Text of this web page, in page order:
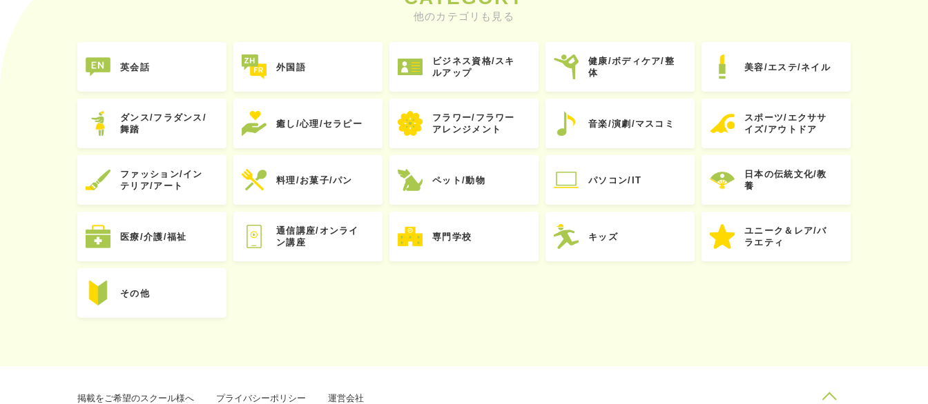
他のカテゴリも見る
英会話 外国語
ビジネス資格/スキ
ルアップ
健康/ボディケア/整
体
美容/エステ/ネイル
ダンス/フラダンス/
舞踏
癒し/心理/セラピー
フラワー/フラワー
アレンジメント
音楽/演劇/マスコミ
スポーツ/エクササ
イズ/アウトドア
ファッション/イン
テリア/アート
料理/お菓子/パン ペット/動物 パソコン/IT
日本の伝統文化/教
養
医療/介護/福祉
通信講座/オンライ
ン講座
専門学校 キッズ
ユニーク＆レア/バ
ラエティ
その他
掲載をご希望のスクール様へ プライバシーポリシー 運営会社